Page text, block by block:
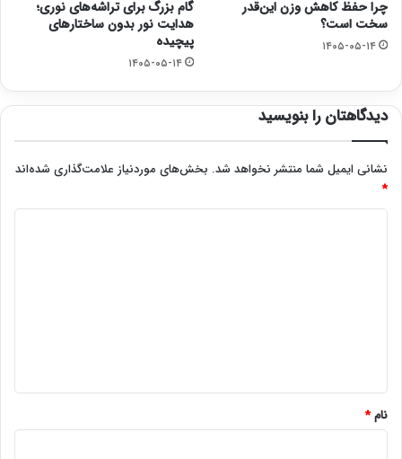
چرا حفظ کاهش وزن این‌قدر
سخت است؟
۱۴۰۵-۰۵-۱۴
گام بزرگ برای تراشه‌های نوری؛
هدایت نور بدون ساختارهای
پیچیده
۱۴۰۵-۰۵-۱۴
دیدگاهتان را بنویسید
نشانی ایمیل شما منتشر نخواهد شد. بخش‌های موردنیاز علامت‌گذاری شده‌اند
*
نام*